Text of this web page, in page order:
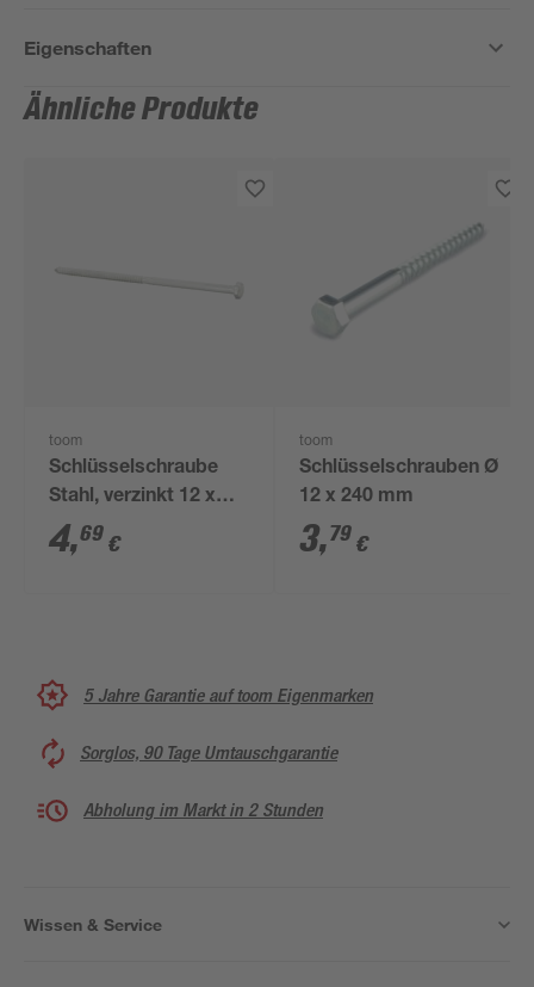
Eigenschaften
Ähnliche Produkte
toom
Schlüsselschraube
Stahl, verzinkt 12 x
300 mm
4,69 €
toom
Schlüsselschrauben Ø
12 x 240 mm
3,79 €
5 Jahre Garantie auf toom Eigenmarken
Sorglos, 90 Tage Umtauschgarantie
Abholung im Markt in 2 Stunden
Wissen & Service